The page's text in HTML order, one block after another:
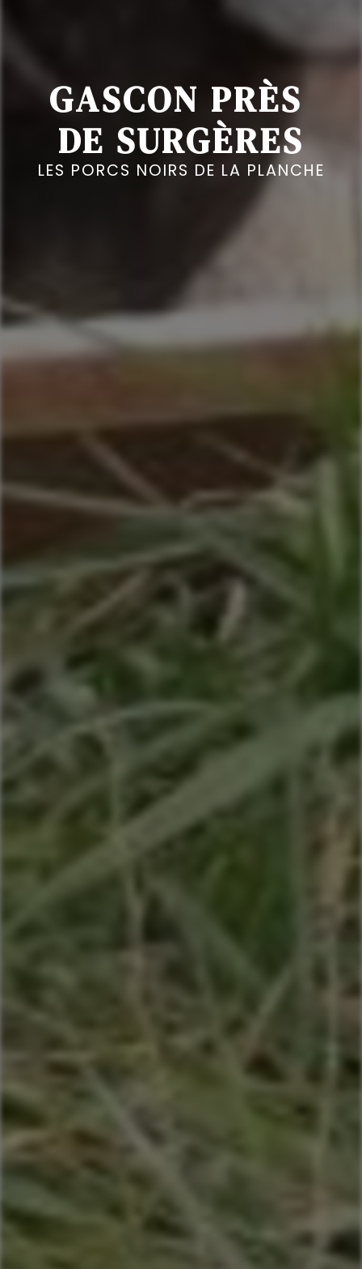
GASCON PRÈS
DE SURGÈRES
LES PORCS NOIRS DE LA PLANCHE